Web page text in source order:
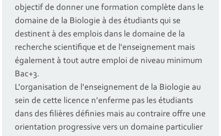
objectif de donner une formation complète dans le
domaine de la Biologie à des étudiants qui se
destinent à des emplois dans le domaine de la
recherche scientifique et de l'enseignement mais
également à tout autre emploi de niveau minimum
Bac+3.
L'organisation de l'enseignement de la Biologie au
sein de cette licence n'enferme pas les étudiants
dans des filières définies mais au contraire offre une
orientation progressive vers un domaine particulier